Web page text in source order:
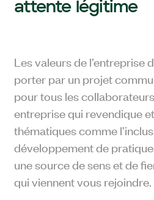
attente légitime
Les valeurs de l’entreprise
porter par un projet
pour tous les
entreprise qui revendique
thématiques comme
développement de
une source de sens et de
qui viennent vous rejoindre.